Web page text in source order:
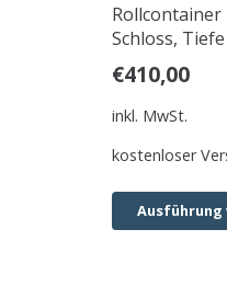
Rollcontainer
Schloss,
€410,00
inkl. MwSt.
kostenloser
Ausführung